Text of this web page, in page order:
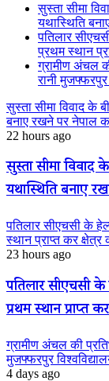
सुस्ता सीमा
यथास्थिति
पतिलार
प्रथम स्थान
ग्रामीण अंचल
रानी
सुस्ता सीमा विवाद के
बनाए रखने पर नेपाल
22 hours ago
सुस्ता सीमा
यथास्थिति बनाए
पतिलार सीएचसी के
स्थान प्राप्त कर क्षेत्र
23 hours ago
पतिलार सीएचसी
प्रथम स्थान प्राप्त
ग्रामीण अंचल की
मुजफ्फरपुर
4 days ago